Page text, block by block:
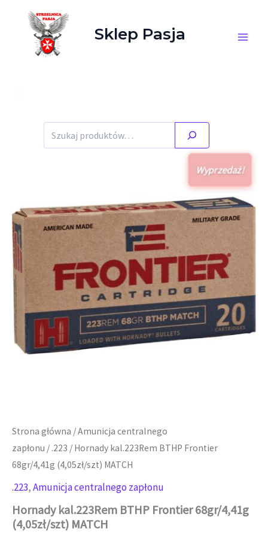
Sklep Pasja
Wyprzedaż!
Strona główna /Amunicja centralnego
zapłonu / .223 / Hornady kal.223Rem BTHP Frontier
68gr/4,41g (4,05zł/szt) MATCH
.223,Amunicja centralnego zapłonu
Hornady kal.223Rem BTHP Frontier 68gr/4,41g
(4,05zł/szt) MATCH